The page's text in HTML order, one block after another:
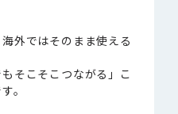
外ではそのまま使える
そこそこつながる」こ
。